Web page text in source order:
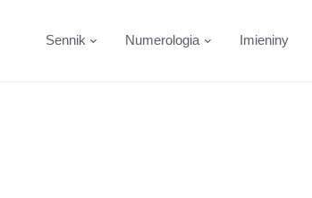
Sennik Numerologia Imieniny